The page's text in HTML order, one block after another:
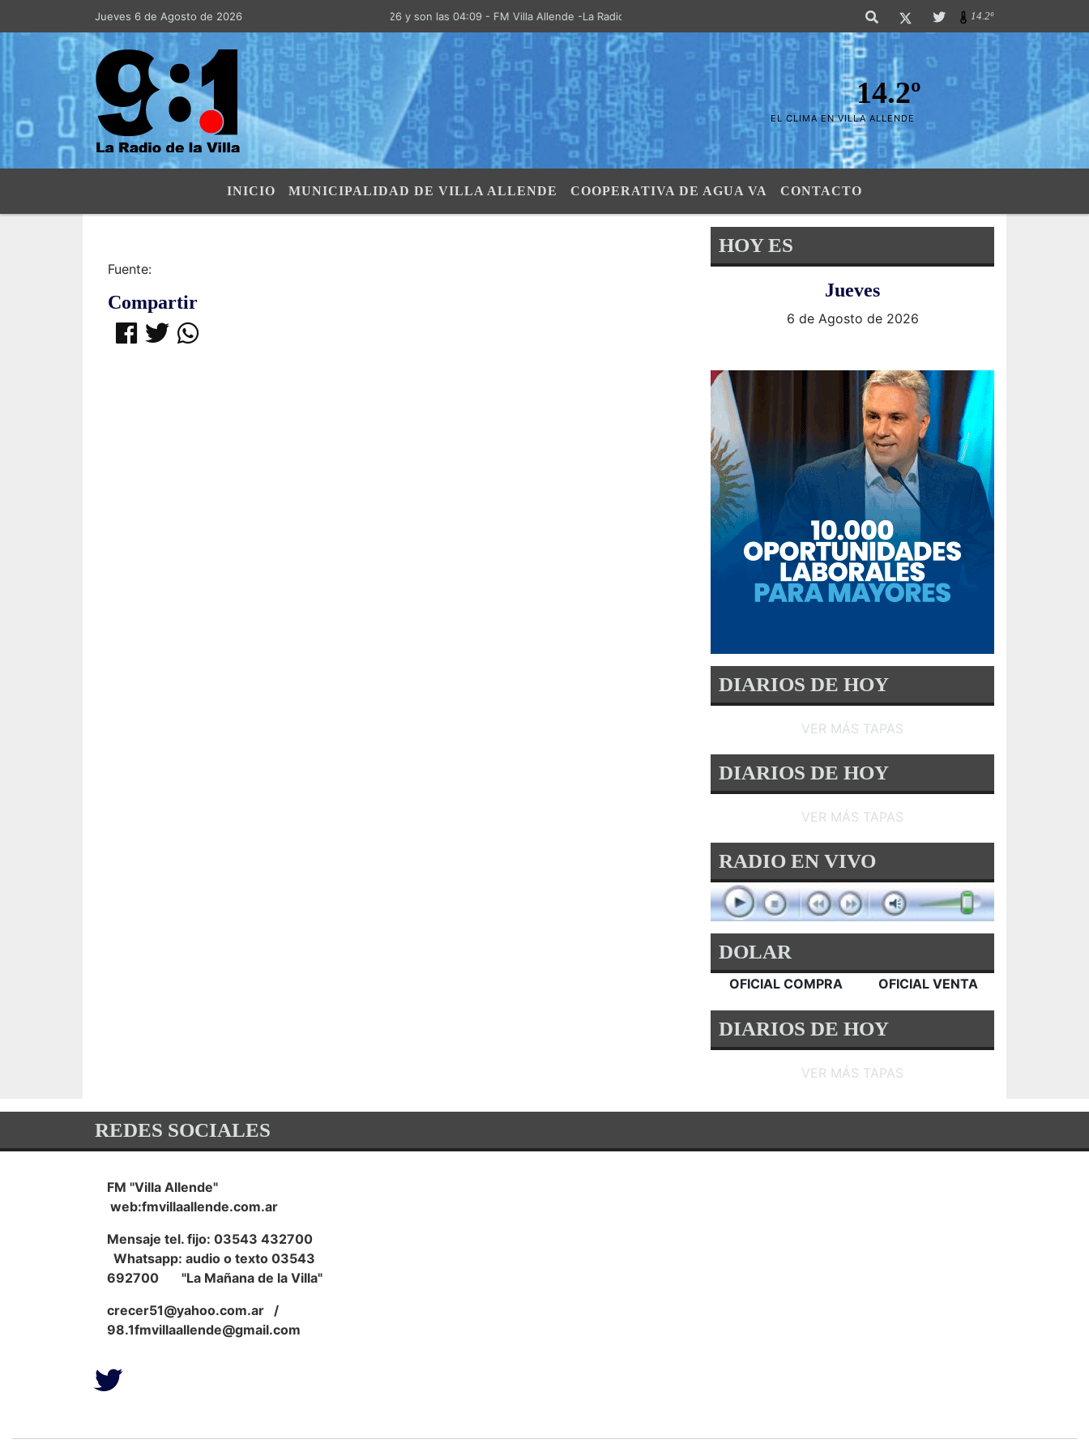
Jueves 6 de Agosto de 2026Hoy es Jueves 6 de Agosto de 2026 y son las 04:09 - FM Villa Allende -La Radio de la Villa- "El Aire de las Sierras". SI SU AVISO ESTA AQUÍ,..FELICITACIONES PUES..!
14.2º
14.2º
EL CLIMA EN VILLA ALLENDE
INICIO MUNICIPALIDAD DE VILLA ALLENDE COOPERATIVA DE AGUA VA CONTACTO
Fuente:
Compartir
HOY ES
Jueves
6 de Agosto de 2026
DIARIOS DE HOY
VER MÁS TAPAS
DIARIOS DE HOY
VER MÁS TAPAS
RADIO EN VIVO
DOLAR
OFICIAL COMPRA OFICIAL VENTA
DIARIOS DE HOY
VER MÁS TAPAS
REDES SOCIALES
FM "Villa Allende"
web:fmvillaallende.com.ar
Mensaje tel. fijo: 03543 432700
Whatsapp: audio o texto 03543
692700 "La Mañana de la Villa"
crecer51@yahoo.com.ar /
98.1fmvillaallende@gmail.com